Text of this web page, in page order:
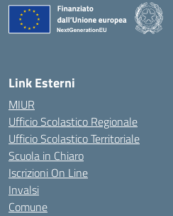
Link Esterni
MIUR
Ufficio Scolastico Regionale
Ufficio Scolastico Territoriale
Scuola in Chiaro
Iscrizioni On Line
Invalsi
Comune